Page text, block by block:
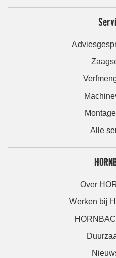
Alle
Over
Werken bij